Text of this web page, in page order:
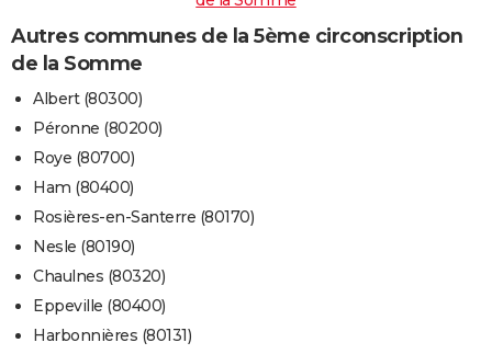
Autres communes de la 5ème circonscription
de la Somme
Albert (80300)
Péronne (80200)
Roye (80700)
Ham (80400)
Rosières-en-Santerre (80170)
Nesle (80190)
Chaulnes (80320)
Eppeville (80400)
Harbonnières (80131)